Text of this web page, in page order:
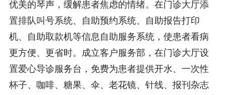
优美的琴声，缓解患者焦虑的情绪。在门诊大厅添
置排队叫号系统、自助预约系统、自助报告打印
机、自助取款机等信息自助服务系统，使患者看病
更方便、更省时。成立客户服务部，在门诊大厅设
置爱心导诊服务台，免费为患者提供开水、一次性
杯子、咖啡、糖果、伞、老花镜、针线、报刊杂志